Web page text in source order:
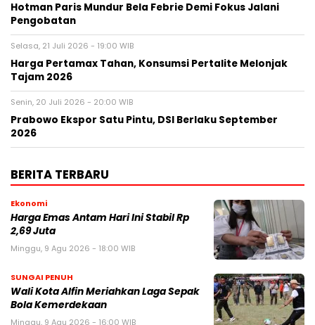
Hotman Paris Mundur Bela Febrie Demi Fokus Jalani
Pengobatan
Selasa, 21 Juli 2026 - 19:00 WIB
Harga Pertamax Tahan, Konsumsi Pertalite Melonjak
Tajam 2026
Senin, 20 Juli 2026 - 20:00 WIB
Prabowo Ekspor Satu Pintu, DSI Berlaku September
2026
BERITA TERBARU
Ekonomi
Harga Emas Antam Hari Ini Stabil Rp
2,69 Juta
Minggu, 9 Agu 2026 - 18:00 WIB
SUNGAI PENUH
Wali Kota Alfin Meriahkan Laga Sepak
Bola Kemerdekaan
Minggu, 9 Agu 2026 - 16:00 WIB